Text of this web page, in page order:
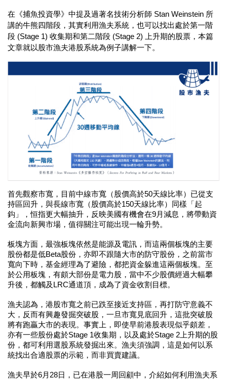
在《捕魚投資學》中提及過著名技術分析師 Stan Weinstein 所
講的牛熊四階段，其實利用漁夫系統，也可以找出處於第一階
段 (Stage 1) 收集期和第二階段 (Stage 2) 上升期的股票，本篇
文章就以股市漁夫港股系統為例子講解一下。
首先觀察市寬，目前中線市寬（股價高於50天線比率）已從支
持區回升，與長線市寬（股價高於150天線比率）同樣「起
鈎」，恒指更大幅抽升，反映美國有機會在9月減息，將帶動資
金流向新興市場，值得關注可能出現一輪升勢。
板塊方面，最強板塊依然是能源及電訊，而這兩個板塊的主要
股份都是低Beta股份，亦即不跟隨大市的防守股份，之前當市
寬向下時，基金經理為了避險，都把資金躲進這兩個板塊。至
於公用板塊，有頗大部份是電力股，當中不少股價經過大幅攀
升後，都觸及LRC通道頂，成為了資金收割目標。
漁夫認為，港股市寬之前已跌至接近支持區，再打防守意義不
大，反而有興趣發掘突破股，一旦市寬見底回升，這批突破股
將有跑贏大市的表現。事實上，即使早前港股表現似乎頗差，
亦有一些股份處於Stage 1收集期，以及處於Stage 2上升期的股
份，都可利用選股系統發掘出來。漁夫須強調，這是如何以系
統找出合適股票的示範，而非買賣建議。
漁夫早於6月28日，已在港股一周回顧中，介紹如何利用漁夫系